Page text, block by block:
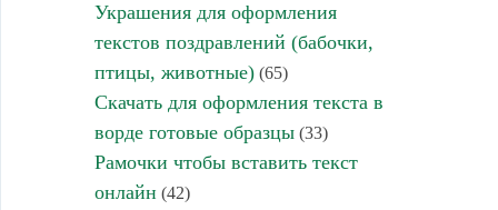
Украшения для оформления
текстов поздравлений (бабочки,
птицы, животные)(65)
Скачать для оформления текста в
ворде готовые образцы(33)
Рамочки чтобы вставить текст
онлайн (42)